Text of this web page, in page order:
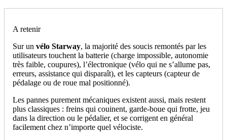
A retenir
Sur un vélo Starway, la majorité des soucis remontés par les
utilisateurs touchent la batterie (charge impossible, autonomie
très faible, coupures), l’électronique (vélo qui ne s’allume pas,
erreurs, assistance qui disparaît), et les capteurs (capteur de
pédalage ou de roue mal positionné).
Les pannes purement mécaniques existent aussi, mais restent
plus classiques : freins qui couinent, garde‑boue qui frotte, jeu
dans la direction ou le pédalier, et se corrigent en général
facilement chez n’importe quel vélociste.